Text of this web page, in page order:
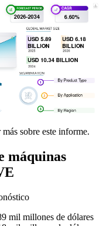
sobre este informe.
máquinas
mil millones de dólares